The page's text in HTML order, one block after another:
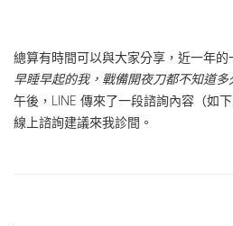
總算有時間可以與大家分享，近一年的
早睡早起的我，戰備開夜刀都不知道多
午後，LINE 傳來了一段諮詢內容（如
線上諮詢建議來我診間。